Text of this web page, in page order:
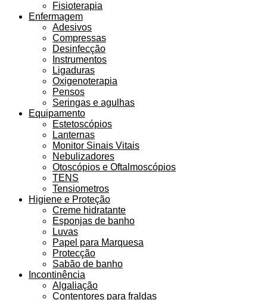
Fisioterapia
Enfermagem
Adesivos
Compressas
Desinfecção
Instrumentos
Ligaduras
Oxigenoterapia
Pensos
Seringas e agulhas
Equipamento
Estetoscópios
Lanternas
Monitor Sinais Vitais
Nebulizadores
Otoscópios e Oftalmoscópios
TENS
Tensiometros
Higiene e Proteção
Creme hidratante
Esponjas de banho
Luvas
Papel para Marquesa
Protecção
Sabão de banho
Incontinência
Algaliação
Contentores para fraldas